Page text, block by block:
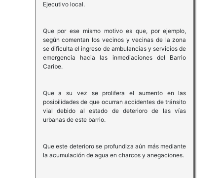
Ejecutivo local.
Que por ese mismo motivo es que, por ejemplo,
según comentan los vecinos y vecinas de la zona
se dificulta el ingreso de ambulancias y servicios de
emergencia hacia las inmediaciones del Barrio
Caribe.
Que a su vez se prolifera el aumento en las
posibilidades de que ocurran accidentes de tránsito
vial debido al estado de deterioro de las vías
urbanas de este barrio.
Que este deterioro se profundiza aún más mediante
la acumulación de agua en charcos y anegaciones.